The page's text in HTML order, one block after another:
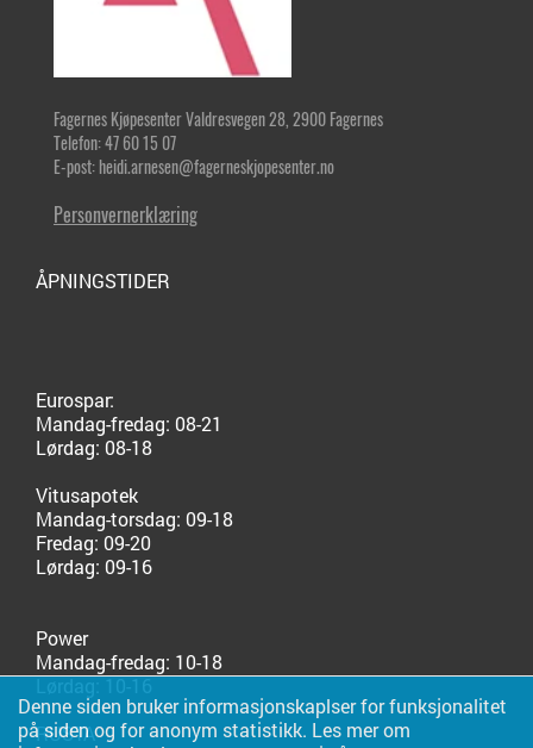
Fagernes Kjøpesenter Valdresvegen 28, 2900 Fagernes
Telefon: 47 60 15 07
E-post: heidi.arnesen@fagerneskjopesenter.no
Personvernerklæring
ÅPNINGSTIDER
Eurospar:
Mandag-fredag: 08-21
Lørdag: 08-18
Vitusapotek
Mandag-torsdag: 09-18
Fredag: 09-20
Lørdag: 09-16
Power
Mandag-fredag: 10-18
RUSTA
Denne siden bruker informasjonskaplser for funksjonalitet
på siden og for anonym statistikk. Les mer om